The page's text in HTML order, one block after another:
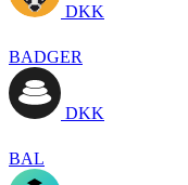
DKK
BADGER
DKK
BAL